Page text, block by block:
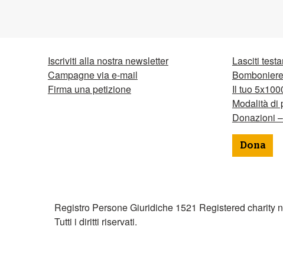
Iscriviti alla nostra newsletter
Campagne via e-mail
Firma una petizione
Lasciti
Il tuo
Modalità di
Donazioni
Dona
Registro Persone Giuridiche 1521 Registered charity
Tutti i diritti riservati.